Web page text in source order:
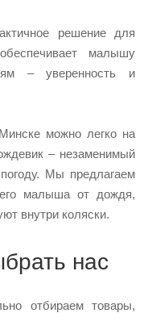
решение для
малышу
– уверенность и
можно легко на
– незаменимый
Мы предлагаем
малыша от дождя,
внутри коляски.
нас
отбираем товары,